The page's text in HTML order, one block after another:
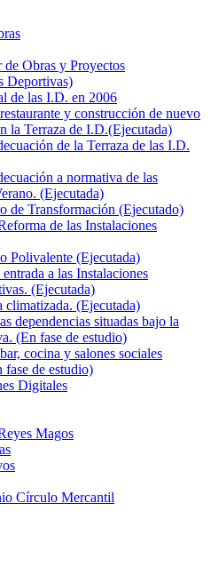
Obras y Proyectos
Deportivas)
de las I.D. en 2006
y construcción de nuevo
la Terraza de I.D.(Ejecutada)
de la Terraza de las I.D.
a normativa de las
(Ejecutada)
de Transformación (Ejecutado)
de las Instalaciones
Polivalente (Ejecutada)
a las Instalaciones
(Ejecutada)
climatizada. (Ejecutada)
dependencias situadas bajo la
(En fase de estudio)
cocina y salones sociales
fase de estudio)
Digitales
Magos
Círculo Mercantil